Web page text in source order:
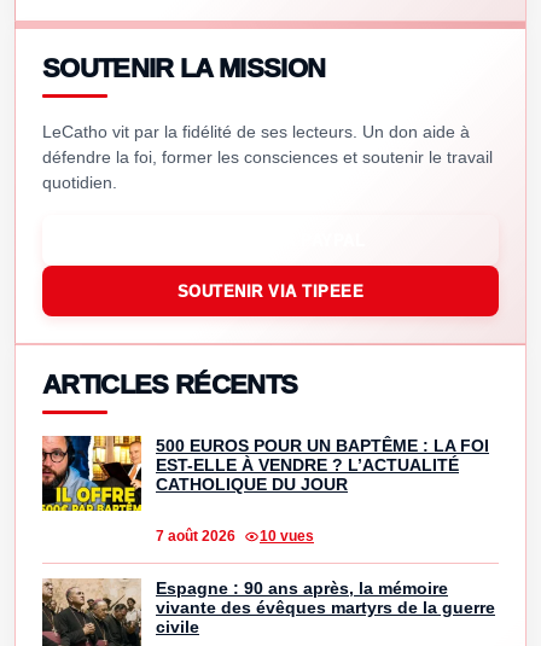
SOUTENIR LA MISSION
LeCatho vit par la fidélité de ses lecteurs. Un don aide à
défendre la foi, former les consciences et soutenir le travail
quotidien.
SOUTENIR VIA TIPEEE
ARTICLES RÉCENTS
500 EUROS POUR UN BAPTÊME : LA FOI
EST-ELLE À VENDRE ? L’ACTUALITÉ
CATHOLIQUE DU JOUR
7 août 2026 10 vues
Espagne : 90 ans après, la mémoire
vivante des évêques martyrs de la guerre
civile